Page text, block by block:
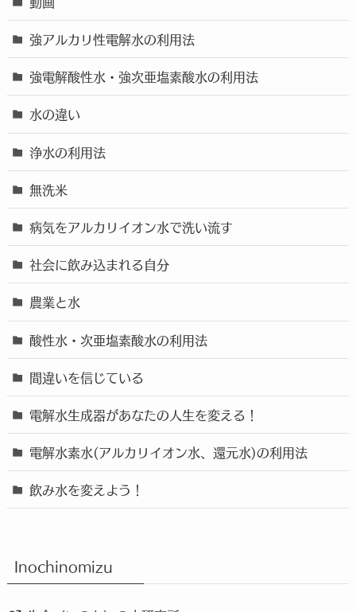
強アルカリ性電解水の利用法
強電解酸性水・強次亜塩素酸水の利用法
水の違い
浄水の利用法
無洗米
病気をアルカリイオン水で洗い流す
社会に飲み込まれる自分
農業と水
酸性水・次亜塩素酸水の利用法
間違いを信じている
電解水生成器があなたの人生を変える！
電解水素水(アルカリイオン水、還元水)の利用法
飲み水を変えよう！
Inochinomizu